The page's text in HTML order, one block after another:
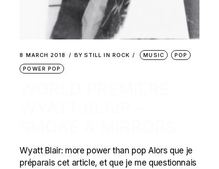
8 MARCH 2018 BY STILL IN ROCK MUSIC
POP
POWER POP
Wyatt Blair: more power than pop Alors que je
préparais cet article, et que je me questionnais